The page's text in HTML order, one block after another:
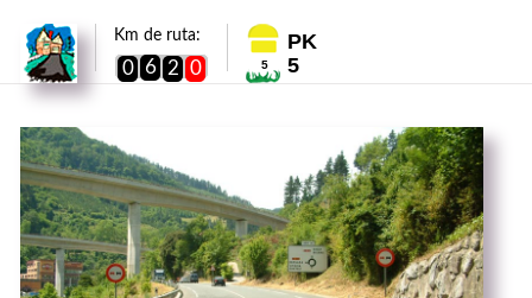
Km de ruta:
0 6 2 0 5
PK
5